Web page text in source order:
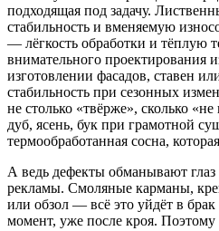
подходящая под задачу.
стабильность и вменяемую
— лёгкость обработки и тёплую
внимательного проектирования
изготовлении фасадов, ставен
стабильность при сезонных
не столько «твёрже», сколько
дуб, ясень, бук при грамотной
термообработанная сосна,
А ведь дефекты обманывают
рекламы. Смоляные карманы,
или обзол — всё это уйдёт в
момент, уже после кроя.